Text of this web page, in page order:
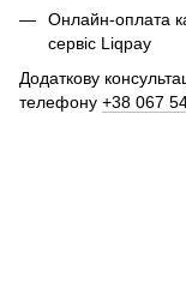
Онлайн-оплата
сервіс Liqpay
Додаткову
телефону +38 067